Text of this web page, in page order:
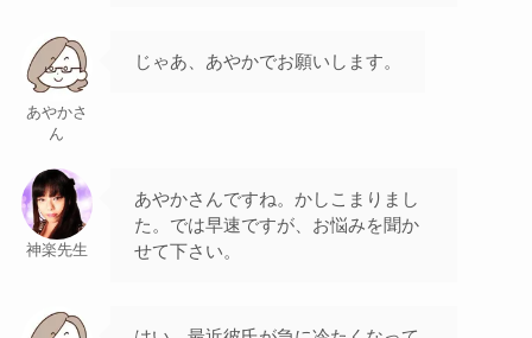
あやかさ
ん
じゃあ、あやかでお願いします。
神楽先生
あやかさんですね。かしこまりまし
た。では早速ですが、お悩みを聞か
せて下さい。